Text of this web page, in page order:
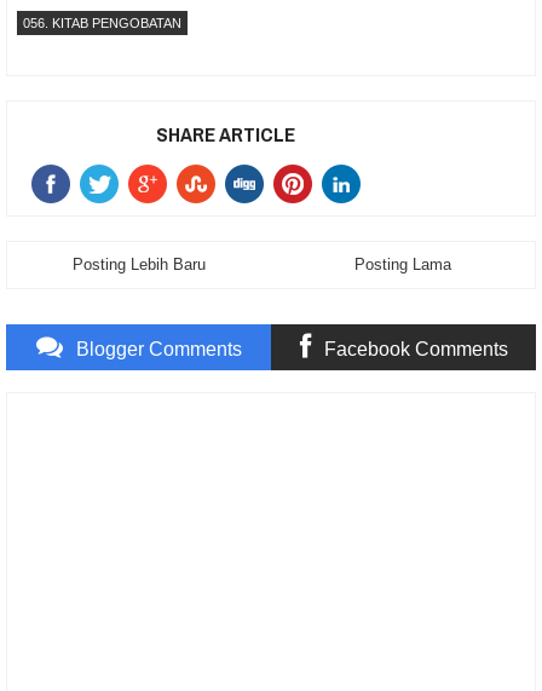
056. KITAB PENGOBATAN
SHARE ARTICLE
Posting Lebih Baru Posting Lama
Blogger Comments Facebook Comments